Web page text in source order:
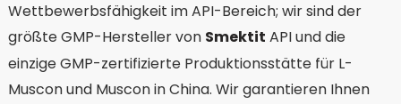
Wettbewerbsfähigkeit im API-Bereich; wir sind der
größte GMP-Hersteller von Smektit API und die
einzige GMP-zertifizierte Produktionsstätte für L-
Muscon und Muscon in China. Wir garantieren Ihnen